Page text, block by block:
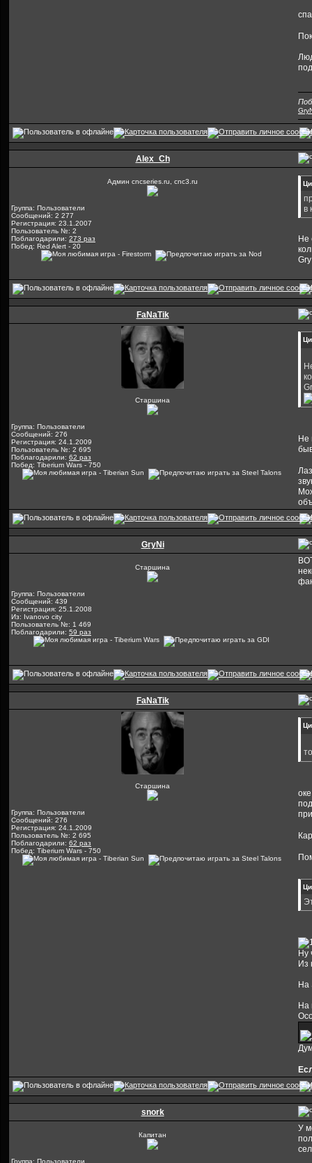
Alex_Ch
Админ cncseries.ru, cnc3.ru
Группа: Пользователи
Сообщений: 2 277
Регистрация: 23.1.2007
Пользователь №: 2
Поблагодарили: 273 раз
Побед: Red Alert - 20
в
Не
FaNaTik
Старшина
Группа: Пользователи
Сообщений: 276
Регистрация: 24.1.2009
Пользователь №: 2 695
Поблагодарили: 62 раз
Побед: Tiberium Wars - 750
Не
GryNi
Старшина
Группа: Пользователи
Сообщений: 439
Регистрация: 25.1.2008
Из: Ivanovo city
Пользователь №: 1 469
Поблагодарили: 59 раз
FaNaTik
Старшина
Группа: Пользователи
Сообщений: 276
Регистрация: 24.1.2009
Пользователь №: 2 695
Поблагодарили: 62 раз
Побед: Tiberium Wars - 750
Ну
Из
На
На
snork
Капитан
У